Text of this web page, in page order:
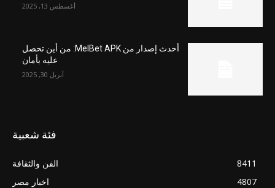
أغسطس 13, 2025
أحدث إصدار من MelBet APK: من أين تحصل
عليه بأمان
أبريل 30, 2025
فئة شعبية
الفن والثقافة
8411
اخبار مصر
4807